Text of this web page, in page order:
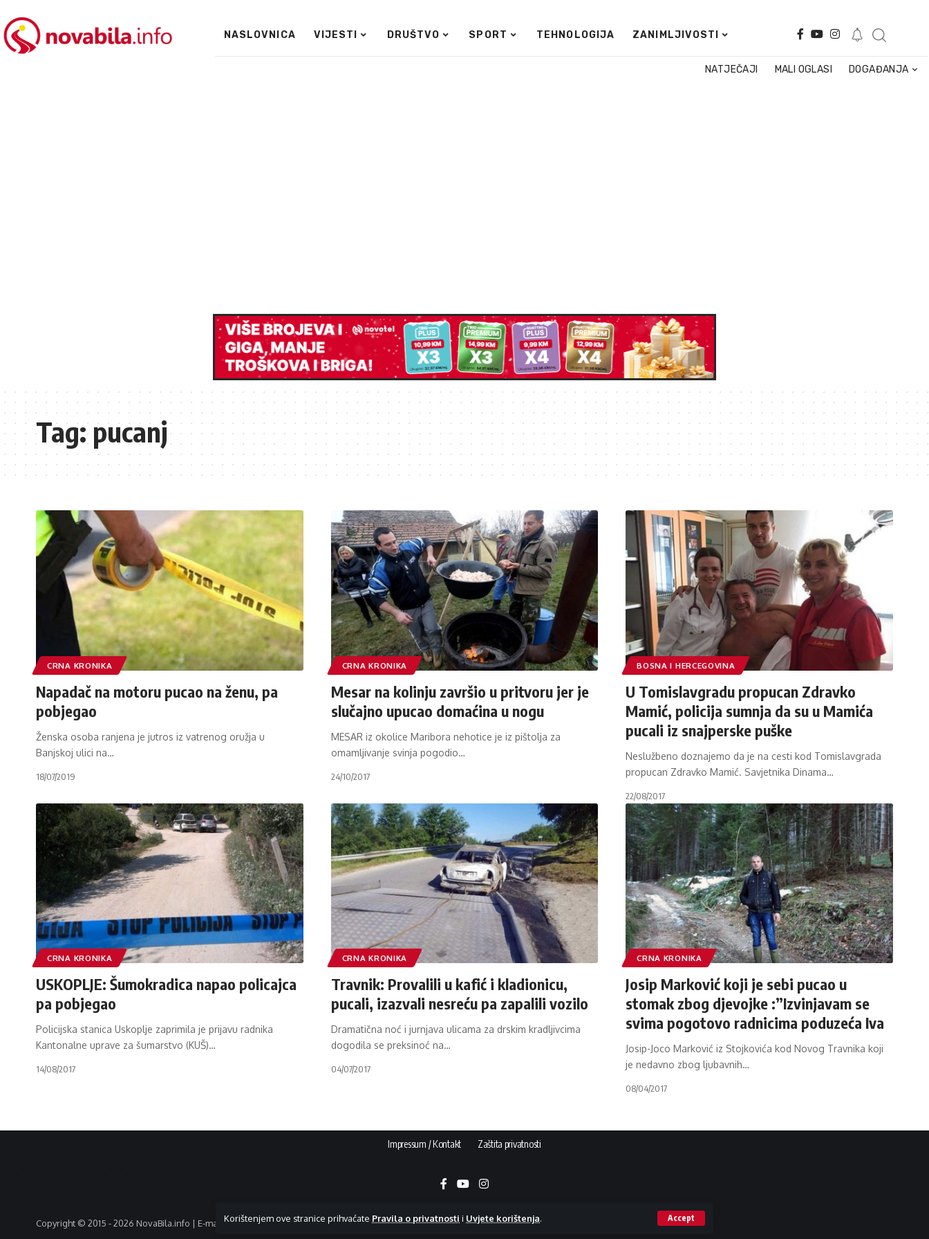
Korištenjem ove stranice prihvaćate Pravila o privatnosti i Uvjete korištenja. Accept
NASLOVNICA VIJESTI DRUŠTVO SPORT TEHNOLOGIJA ZANIMLJIVOSTI
NATJEČAJI MALI OGLASI DOGAĐANJA
Tag:pucanj
CRNA KRONIKA
Napadač na motoru pucao na ženu, pa
pobjegao
Ženska osoba ranjena je jutros iz vatrenog oružja u
Banjskoj ulici na…
18/07/2019
CRNA KRONIKA
Mesar na kolinju završio u pritvoru jer je
slučajno upucao domaćina u nogu
MESAR iz okolice Maribora nehotice je iz pištolja za
omamljivanje svinja pogodio…
24/10/2017
BOSNA I HERCEGOVINA
U Tomislavgradu propucan Zdravko
Mamić, policija sumnja da su u Mamića
pucali iz snajperske puške
Neslužbeno doznajemo da je na cesti kod Tomislavgrada
propucan Zdravko Mamić. Savjetnika Dinama…
22/08/2017
CRNA KRONIKA
USKOPLJE: Šumokradica napao policajca
pa pobjegao
Policijska stanica Uskoplje zaprimila je prijavu radnika
Kantonalne uprave za šumarstvo (KUŠ)…
14/08/2017
CRNA KRONIKA
Travnik: Provalili u kafić i kladionicu,
pucali, izazvali nesreću pa zapalili vozilo
Dramatična noć i jurnjava ulicama za drskim kradljivcima
dogodila se preksinoć na…
04/07/2017
CRNA KRONIKA
Josip Marković koji je sebi pucao u
stomak zbog djevojke :”Izvinjavam se
svima pogotovo radnicima poduzeća Iva
Josip-Joco Marković iz Stojkovića kod Novog Travnika koji
je nedavno zbog ljubavnih…
08/04/2017
Impressum / Kontakt Zaštita privatnosti
Copyright © 2015 - 2026 NovaBila.info | E-mail:info@novabila.info